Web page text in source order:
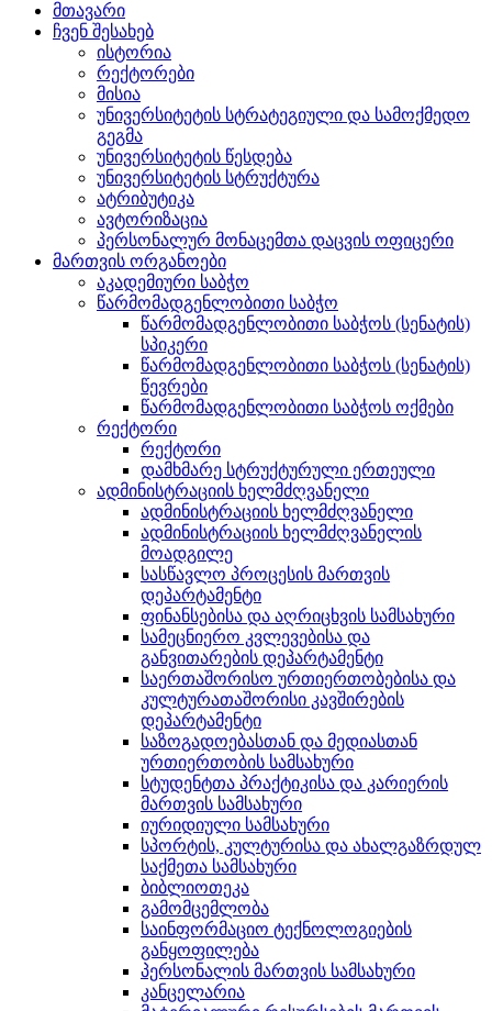
მთავარი
ჩვენ შესახებ
ისტორია
რექტორები
მისია
უნივერსიტეტის სტრატეგიული და სამოქმედო
გეგმა
უნივერსიტეტის წესდება
უნივერსიტეტის სტრუქტურა
ატრიბუტიკა
ავტორიზაცია
პერსონალურ მონაცემთა დაცვის ოფიცერი
მართვის ორგანოები
აკადემიური საბჭო
წარმომადგენლობითი საბჭო
წარმომადგენლობითი საბჭოს (სენატის)
სპიკერი
წარმომადგენლობითი საბჭოს (სენატის)
წევრები
წარმომადგენლობითი საბჭოს ოქმები
რექტორი
რექტორი
დამხმარე სტრუქტურული ერთეული
ადმინისტრაციის ხელმძღვანელი
ადმინისტრაციის ხელმძღვანელი
ადმინისტრაციის ხელმძღვანელის
მოადგილე
სასწავლო პროცესის მართვის
დეპარტამენტი
ფინანსებისა და აღრიცხვის სამსახური
სამეცნიერო კვლევებისა და
განვითარების დეპარტამენტი
საერთაშორისო ურთიერთობებისა და
კულტურათაშორისი კავშირების
დეპარტამენტი
საზოგადოებასთან და მედიასთან
ურთიერთობის სამსახური
სტუდენტთა პრაქტიკისა და კარიერის
მართვის სამსახური
იურიდიული სამსახური
სპორტის, კულტურისა და ახალგაზრდულ
საქმეთა სამსახური
ბიბლიოთეკა
გამომცემლობა
საინფორმაციო ტექნოლოგიების
განყოფილება
პერსონალის მართვის სამსახური
კანცელარია